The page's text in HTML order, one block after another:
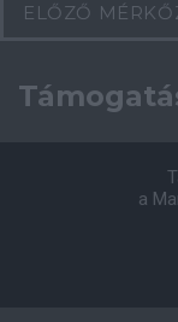
ELŐZŐ
a